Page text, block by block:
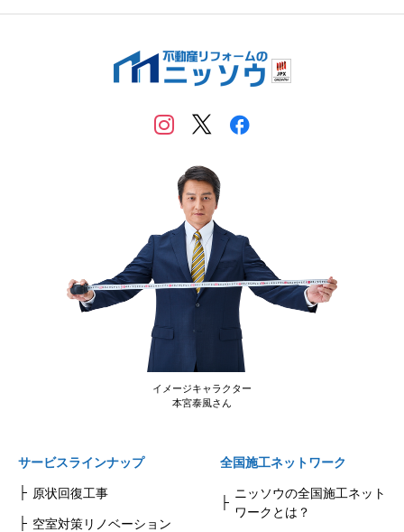
イメージキャラクター
本宮泰風さん
サービスラインナップ
原状回復工事
空室対策リノベーション
全国施工ネットワーク
ニッソウの全国施工ネット
ワークとは？